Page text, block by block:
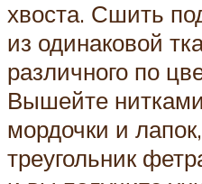
хвоста. Сшить
из одинаковой
различного по
Вышейте
мордочки и
треугольник